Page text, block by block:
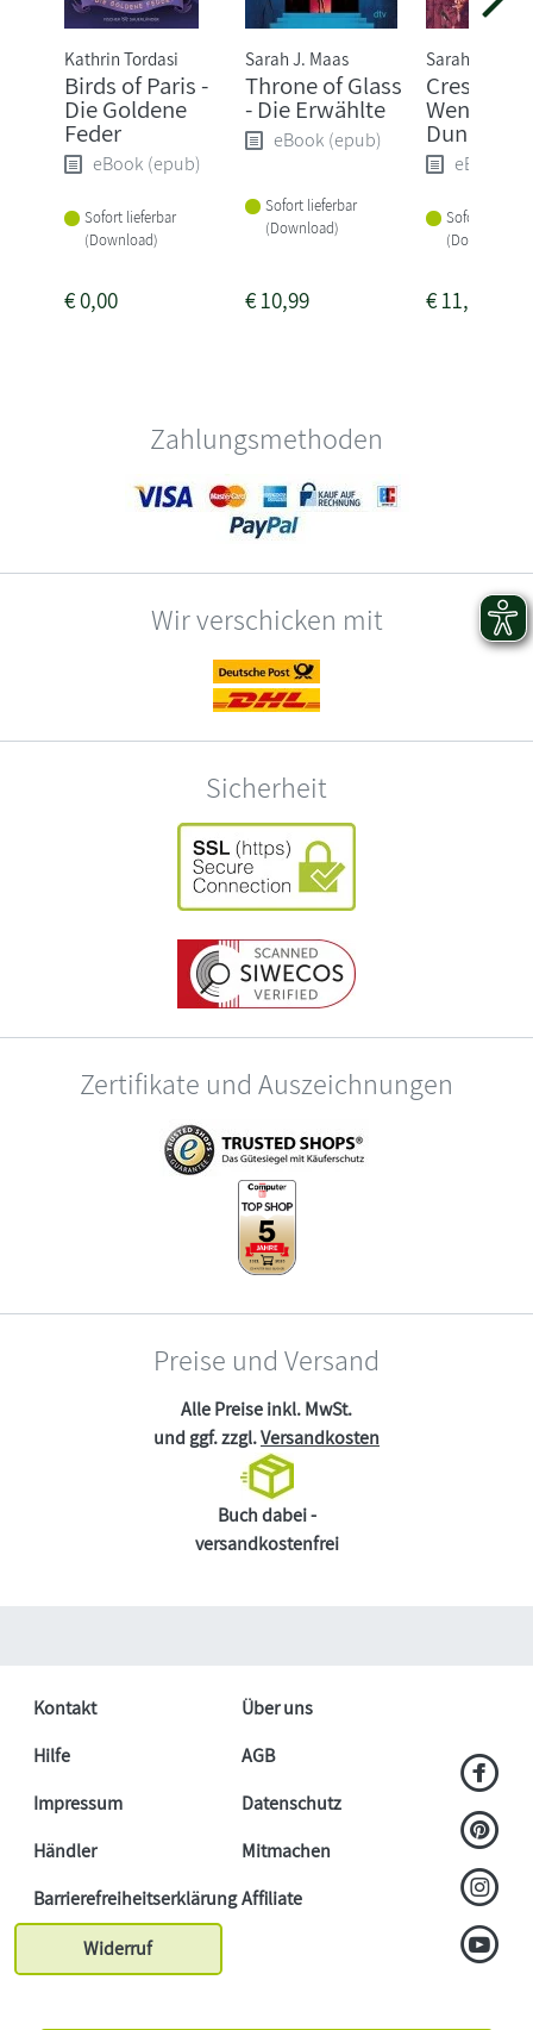
Kathrin Tordasi
Birds of Paris -
Die Goldene
Feder
eBook (epub)
Sofort lieferbar
(Download)
€0,00
Sarah J. Maas
Throne of Glass
- Die Erwählte
eBook (epub)
Sofort lieferbar
(Download)
€10,99
Sarah J. Maas
Crescent
Wenn das
Dunkel
eBook
Sofort
(Download)
€11,99
Zahlungsmethoden
Wir verschicken mit
Sicherheit
Zertifikate und Auszeichnungen
Preise und Versand
Alle Preise inkl. MwSt.
und ggf. zzgl.Versandkosten
Buch dabei -
versandkostenfrei
Kontakt
Über uns
Hilfe
AGB
Impressum
Datenschutz
Händler
Mitmachen
BarrierefreiheitserklärungAffiliate
Widerruf